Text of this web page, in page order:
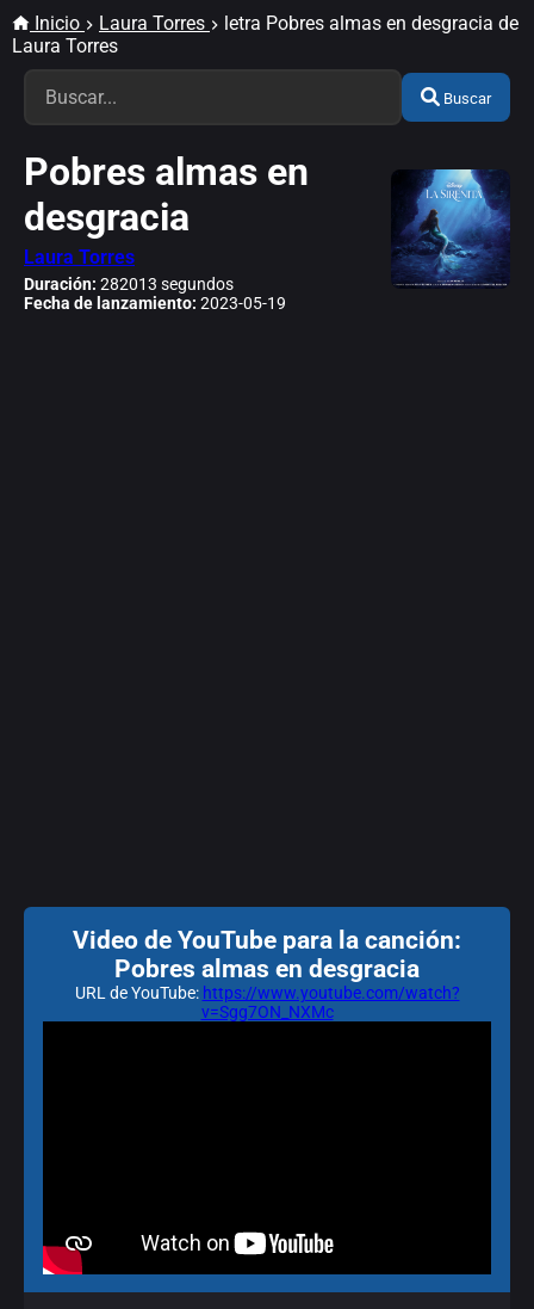
Inicio Laura Torres
letra Pobres almas en desgracia de
Laura Torres
Buscar
Pobres almas en
desgracia
Laura Torres
Duración: 282013 segundos
Fecha de lanzamiento: 2023-05-19
Video de YouTube para la canción:
Pobres almas en desgracia
URL de YouTube: https://www.youtube.com/watch?
v=Sgg7ON_NXMc